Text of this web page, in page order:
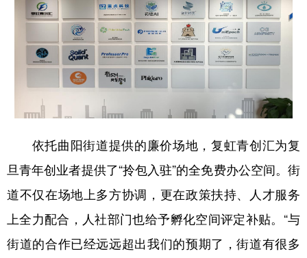
依托曲阳街道提供的廉价场地，复虹青创汇为复
旦青年创业者提供了“拎包入驻”的全免费办公空间。街
道不仅在场地上多方协调，更在政策扶持、人才服务
上全力配合，人社部门也给予孵化空间评定补贴。“与
街道的合作已经远远超出我们的预期了，街道有很多